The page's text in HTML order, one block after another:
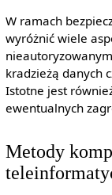
W ramach
wyróżnić wiele
kradzieżą danych
Istotne jest
ewentualnych
Metody